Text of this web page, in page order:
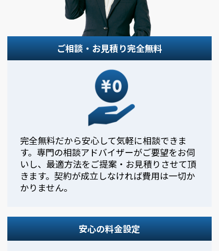
ご相談・お見積り完全無料
完全無料だから安心して気軽に相談できま
す。専門の相談アドバイザーがご要望をお伺
いし、最適方法をご提案・お見積りさせて頂
きます。契約が成立しなければ費用は一切か
かりません。
安心の料金設定